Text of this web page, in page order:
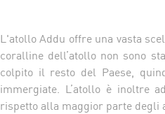
L'atollo Addu offre una vasta
coralline dell’atollo non sono
colpito il resto del Paese,
immergiate. L’atollo è inoltre
rispetto alla maggior parte degli